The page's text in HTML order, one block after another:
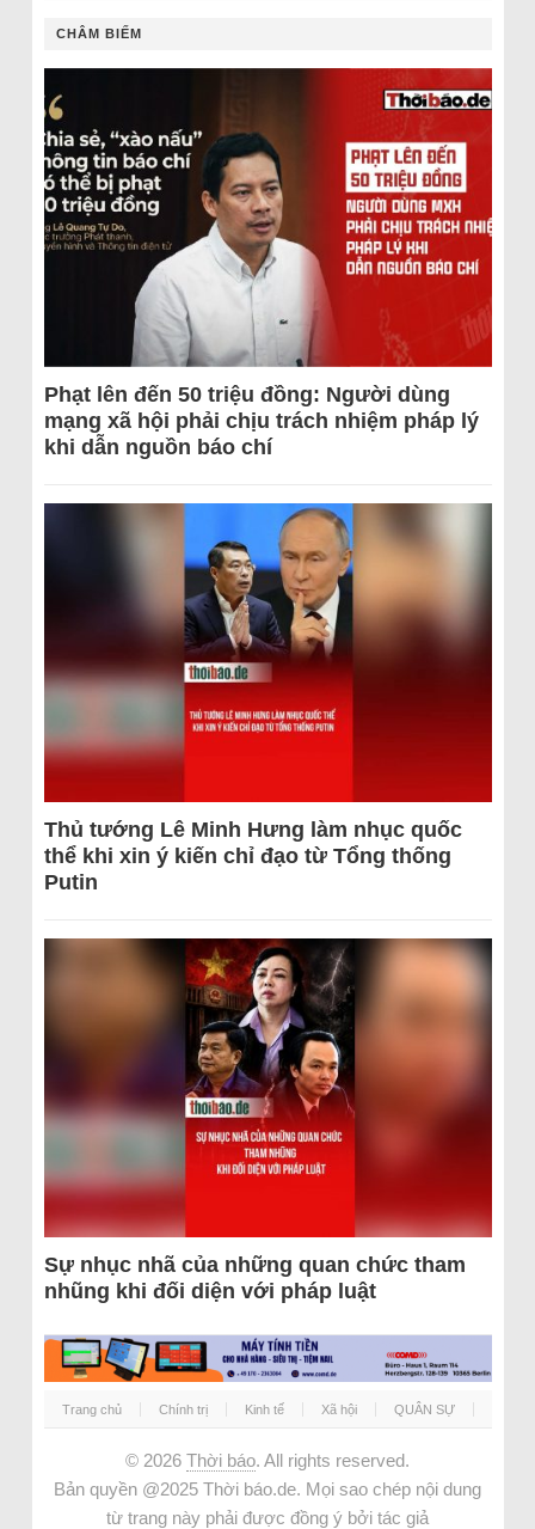
CHÂM BIẾM
Phạt lên đến 50 triệu đồng: Người dùng
mạng xã hội phải chịu trách nhiệm pháp lý
khi dẫn nguồn báo chí
Thủ tướng Lê Minh Hưng làm nhục quốc
thể khi xin ý kiến chỉ đạo từ Tổng thống
Putin
Sự nhục nhã của những quan chức tham
nhũng khi đối diện với pháp luật
Trang chủ Chính trị Kinh tế Xã hội QUÂN SỰ
© 2026 Thời báo. All rights reserved.
Bản quyền @2025 Thời báo.de. Mọi sao chép nội dung
từ trang này phải được đồng ý bởi tác giả